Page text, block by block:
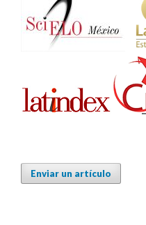
Enviar un artículo